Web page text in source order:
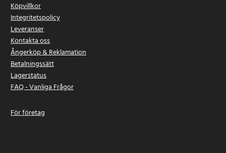
Köpvillkor
Integritetspolicy
Leveranser
Kontakta oss
Ångerköp & Reklamation
Betalningssätt
Lagerstatus
FAQ - Vanliga Frågor
För företag